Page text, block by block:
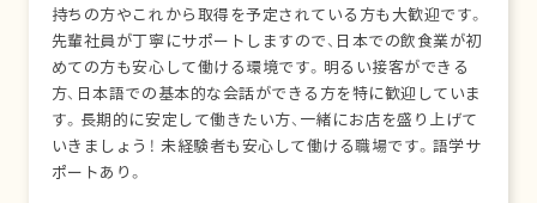
持ちの方やこれから取得を予定されている方も大歓迎です。
先輩社員が丁寧にサポートしますので、日本での飲食業が初
めての方も安心して働ける環境です。明るい接客ができる
方、日本語での基本的な会話ができる方を特に歓迎していま
す。長期的に安定して働きたい方、一緒にお店を盛り上げて
いきましょう！ 未経験者も安心して働ける職場です。語学サ
ポートあり。